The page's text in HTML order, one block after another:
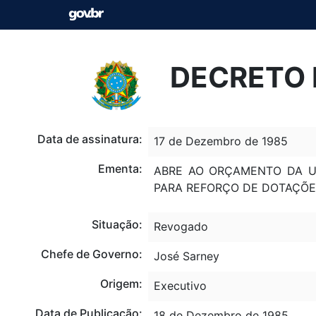
Data de assinatura:
17 de Dezembro de 1985
Ementa:
ABRE AO ORÇAMENTO DA
PARA REFORÇO DE
Situação:
Revogado
Chefe de Governo:
José Sarney
Origem:
Executivo
Data de Publicação: